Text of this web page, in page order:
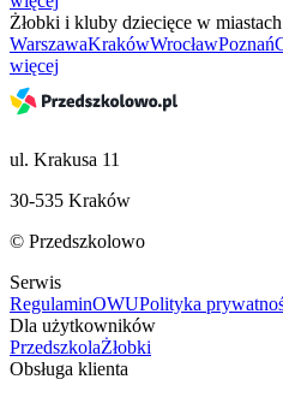
Żłobki i kluby dziecięce w miastach
WarszawaKrakówWrocławPoznań
więcej
ul. Krakusa 11
30-535 Kraków
© Przedszkolowo
Serwis
RegulaminOWUPolityka
Dla użytkowników
PrzedszkolaŻłobki
Obsługa klienta